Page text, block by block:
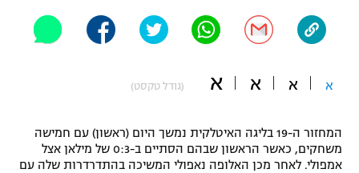
"מחצית בשכונה" – פודקאסט
משתתפים וזוכים בפרסים
תקנון משתתפים וזוכים בפרסים
תקנון עבור פעילות אלקטרה
טניס
אופניים
ספורט מוטורי
פוטבול אמריקאי NFL
א א א א (גודל טקסט)
המחזור ה-19 בליגה האיטלקית נמשך היום (ראשון) עם חמישה
משחקים, כאשר הראשון שבהם הסתיים ב-0:3 של מילאן אצל
אמפולי. לאחר מכן האלופה נאפולי המשיכה בהתדרדרות שלה עם